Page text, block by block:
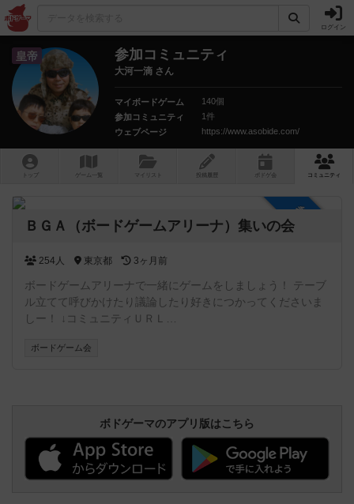
ログイン
皇帝 参加コミュニティ
大河一滴 さん
マイボードゲーム
140個
参加コミュニティ
1件
ウェブページ
https://www.asobide.com/
トップ ゲーム一覧 マイリスト 投稿履歴 ボ ドゲ コミュニティ
参加自由
ＢＧＡ（ボードゲームアリーナ）集いの会
254人 東京都 3ヶ月前
ボードゲームアリーナで一緒にゲームをしましょう！ テーブ
ル立てて呼びかけたり議論したり好きにつかってくださいま
しー！ ↓コミュニティＵＲＬ
ボードゲーム会
ボドゲーマのアプリ版はこちら